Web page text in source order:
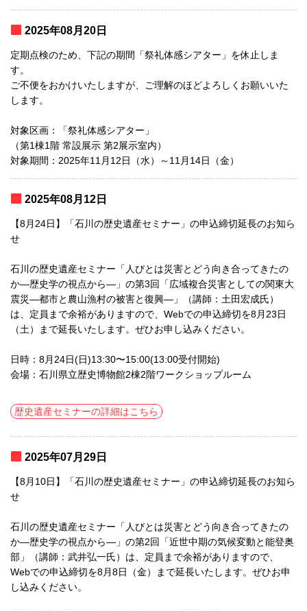
2025年08月20日
定期点検のため、下記の期間「祭礼体感シアター」を休止しま
す。
ご不便をおかけいたしますが、ご理解のほどよろしくお願いいた
します。
対象区画：「祭礼体感シアター」
（第1棟1階 常設展示 第2展示室内）
対象期間：2025年11月12日（水）～11月14日（金）
2025年08月12日
【8月24日】「石川の歴史遺産セミナー」の申込締切延長のお知ら
せ
石川の歴史遺産セミナー「人びとは災害とどう向き合ってきたの
か―歴史学の視点から―」の第3回「広域複合災害としての関東大
震災―都市と農山漁村の被害と復興―」（講師：土田宏成氏）
は、定員まで余裕がありますので、Webでの申込締切を8月23日
（土）まで延長いたします。ぜひお申し込みください。
日時：8月24日(日)13:30〜15:00(13:00受付開始)
会場：石川県立歴史博物館2棟2階ワークショップルーム
歴史遺産セミナーの詳細はこちら
2025年07月29日
【8月10日】「石川の歴史遺産セミナー」の申込締切延長のお知ら
せ
石川の歴史遺産セミナー「人びとは災害とどう向き合ってきたの
か―歴史学の視点から―」の第2回「近世中期の気候変動と能登奥
部」（講師：武井弘一氏）は、定員まで余裕がありますので、
Webでの申込締切を8月8日（金）まで延長いたします。ぜひお申
し込みください。